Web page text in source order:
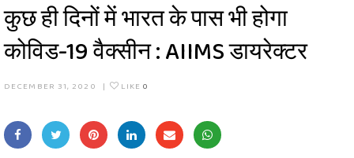
कुछ ही दिनों में भारत के पास भी होगा
कोविड-19 वैक्सीन : AIIMS डायरेक्टर
DECEMBER 31, 2020 | LIKE 0